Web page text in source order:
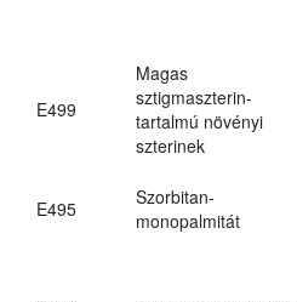
E499
Magas
sztigmaszterin-
tartalmú növényi
szterinek
E495
Szorbitan-
monopalmitát